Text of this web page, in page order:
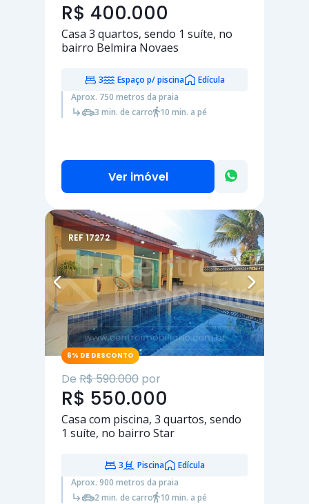
R$ 400.000
Casa 3 quartos, sendo 1 suíte, no
bairro Belmira Novaes
3 Espaço p/ piscina
Edícula
Aprox. 750 metros da praia
3 min. de carro
10 min. a pé
Ver imóvel
REF 17272
6% DE DESCONTO
De R$ 590.000 por
R$ 550.000
Casa com piscina, 3 quartos, sendo
1 suíte, no bairro Star
3 Piscina
Edícula
Aprox. 900 metros da praia
2 min. de carro
10 min. a pé